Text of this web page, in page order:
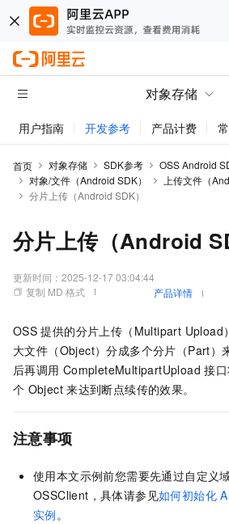
对象存储
用户指南 开发参考 产品计费
首页 对象存储 SDK参考
OSS Android
对象/文件（Android SDK）
上传文件（
分片上传（Android SDK）
分片上传（Android
更新时间： 2025-12-17 03:04:44
复制 MD 格式
产品详情
OSS 提供的分片上传（Multipart Upload
大文件（Object）分成多个分片（Part）
后再调用 CompleteMultipartUpload 接
个 Object 来达到断点续传的效果。
注意事项
使用本文示例前您需要先通过自定义
OSSClient，具体请参见如何初始化
实例。